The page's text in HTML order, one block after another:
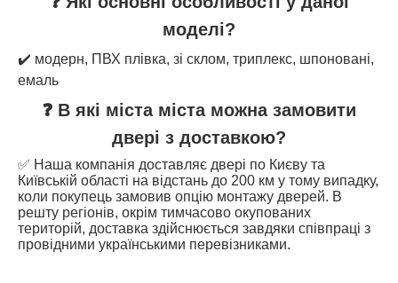
моделі?
✔️ модерн, ПВХ плівка, зі склом, триплекс, шпоновані,
емаль
❓ В які міста міста можна замовити
двері з доставкою?
✅ Наша компанія доставляє двері по Києву та
Київській області на відстань до 200 км у тому випадку,
коли покупець замовив опцію монтажу дверей. В
решту регіонів, окрім тимчасово окупованих
територій, доставка здійснюється завдяки співпраці з
провідними українськими перевізниками.